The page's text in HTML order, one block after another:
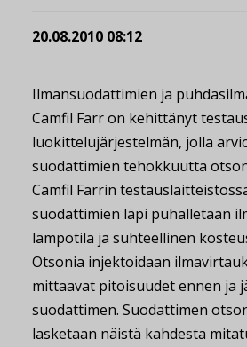
20.08.2010 08:12
Ilmansuodattimien ja
Camfil Farr on kehittänyt
luokittelujärjestelmän, jolla
suodattimien tehokkuutta
Camfil Farrin
suodattimien läpi puhalletaan
lämpötila ja suhteellinen
Otsonia injektoidaan
mittaavat pitoisuudet ennen ja
suodattimen. Suodattimen
lasketaan näistä kahdesta